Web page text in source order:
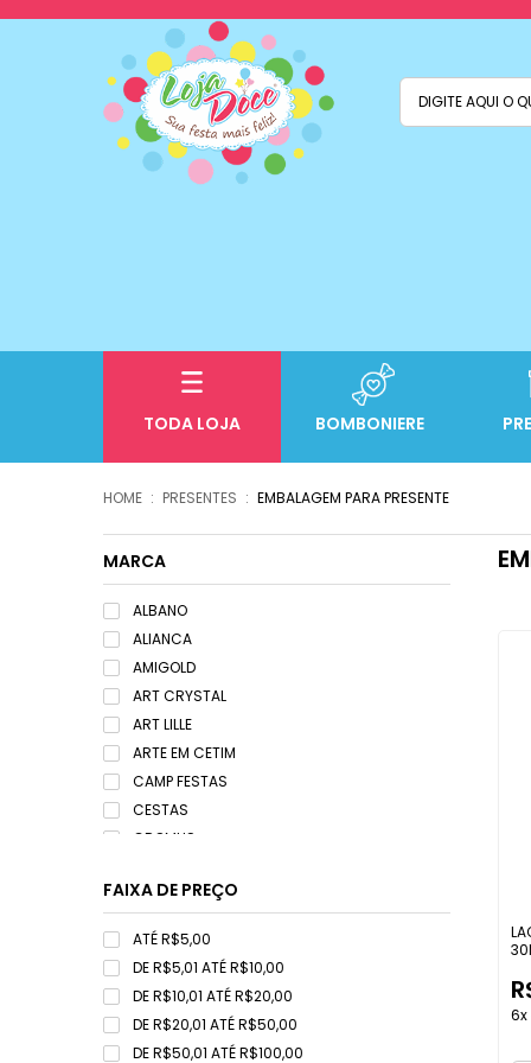
TODA LOJA BOMBONIERE
PRESENTES EMBALAGEM PARA PRESENTE
MARCA
ALBANO
ALIANCA
AMIGOLD
ART CRYSTAL
ART LILLE
ARTE EM CETIM
CAMP FESTAS
CESTAS
CROMUS
DECORA DOCES
FITAS PROGRESSO
GRILLOS ARTESANATOS
IDEIA EMBALAGENS
INTERPONTE
FAIXA DE PREÇO
ATÉ R$5,00
DE R$5,01 ATÉ R$10,00
DE R$10,01 ATÉ R$20,00
DE R$20,01 ATÉ R$50,00
DE R$50,01 ATÉ R$100,00
6x